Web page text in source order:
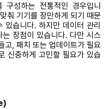
성하는 전통적인 경우입니
춰 기기를 장만하게 되기 때문
습니다. 하지만 데이터 관리
장점이 있습니다. 다만 시스
고, 패치 또는 업데이트가 필요
신중하게 고민할 필요가 있습